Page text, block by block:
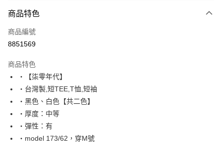
信用卡一次付款
超商取貨付款
Apple Pay
街口支付
悠遊付
Google Pay
商品特色
商品編號
8851569
商品特色
‧【柒零年代】
‧台灣製,短TEE,T恤,短袖
‧黑色、白色【共二色】
‧厚度：中等
‧彈性：有
‧model 173/62，穿M號